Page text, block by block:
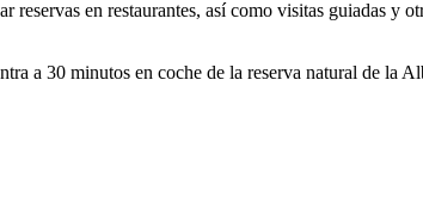
reservas en restaurantes, así como visitas guiadas y
a 30 minutos en coche de la reserva natural de la